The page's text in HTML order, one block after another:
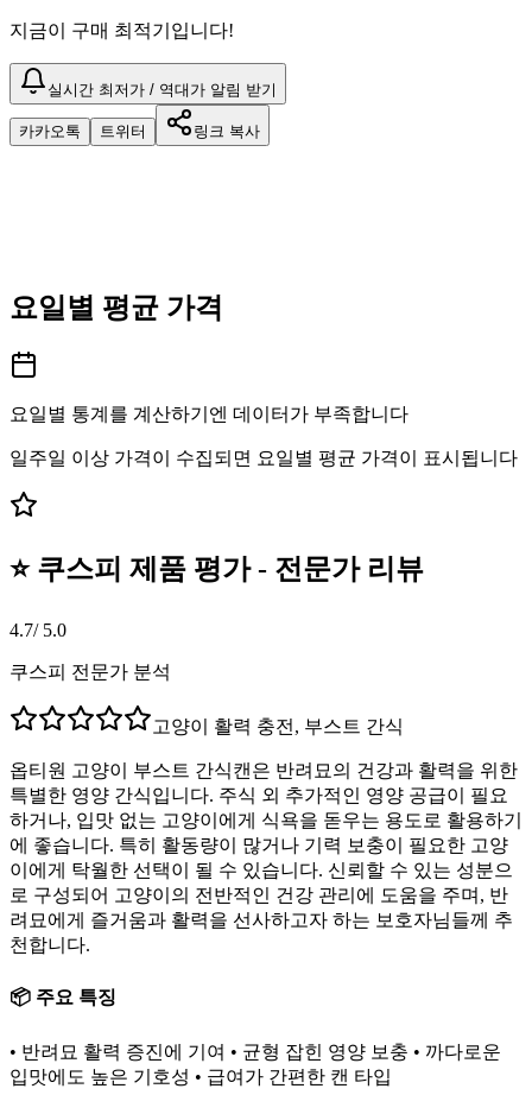
지금이 구매 최적기입니다!
실시간 최저가 / 역대가 알림 받기
카카오톡 트위터 링크 복사
요일별 평균 가격
요일별 통계를 계산하기엔 데이터가 부족합니다
일주일 이상 가격이 수집되면 요일별 평균 가격이 표시됩니다
⭐ 쿠스피 제품 평가 - 전문가 리뷰
4.7/ 5.0
쿠스피 전문가 분석
고양이 활력 충전, 부스트 간식
옵티원 고양이 부스트 간식캔은 반려묘의 건강과 활력을 위한
특별한 영양 간식입니다. 주식 외 추가적인 영양 공급이 필요
하거나, 입맛 없는 고양이에게 식욕을 돋우는 용도로 활용하기
에 좋습니다. 특히 활동량이 많거나 기력 보충이 필요한 고양
이에게 탁월한 선택이 될 수 있습니다. 신뢰할 수 있는 성분으
로 구성되어 고양이의 전반적인 건강 관리에 도움을 주며, 반
려묘에게 즐거움과 활력을 선사하고자 하는 보호자님들께 추
천합니다.
📦 주요 특징
• 반려묘 활력 증진에 기여 • 균형 잡힌 영양 보충 • 까다로운
입맛에도 높은 기호성 • 급여가 간편한 캔 타입